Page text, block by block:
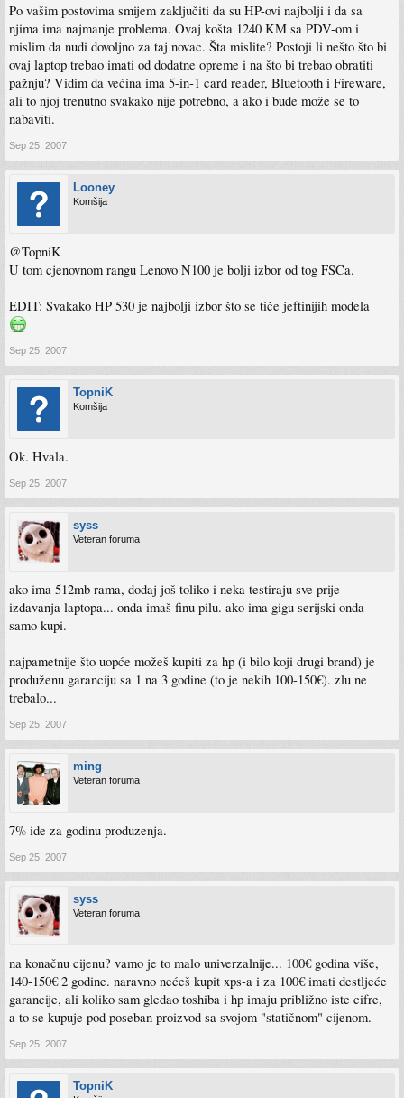
Po vašim postovima smijem zaključiti da su HP-ovi najbolji i da sa
njima ima najmanje problema. Ovaj košta 1240 KM sa PDV-om i
mislim da nudi dovoljno za taj novac. Šta mislite? Postoji li nešto što bi
ovaj laptop trebao imati od dodatne opreme i na što bi trebao obratiti
pažnju? Vidim da većina ima 5-in-1 card reader, Bluetooth i Fireware,
ali to njoj trenutno svakako nije potrebno, a ako i bude može se to
nabaviti.
Sep 25, 2007
Looney
Komšija
@TopniK
U tom cjenovnom rangu Lenovo N100 je bolji izbor od tog FSCa.
EDIT: Svakako HP 530 je najbolji izbor što se tiče jeftinijih modela
Sep 25, 2007
TopniK
Komšija
Ok. Hvala.
Sep 25, 2007
syss
Veteran foruma
ako ima 512mb rama, dodaj još toliko i neka testiraju sve prije
izdavanja laptopa... onda imaš finu pilu. ako ima gigu serijski onda
samo kupi.
najpametnije što uopće možeš kupiti za hp (i bilo koji drugi brand) je
produženu garanciju sa 1 na 3 godine (to je nekih 100-150€). zlu ne
trebalo...
Sep 25, 2007
ming
Veteran foruma
7% ide za godinu produzenja.
Sep 25, 2007
syss
Veteran foruma
na konačnu cijenu? vamo je to malo univerzalnije... 100€ godina više,
140-150€ 2 godine. naravno nećeš kupit xps-a i za 100€ imati destljeće
garancije, ali koliko sam gledao toshiba i hp imaju približno iste cifre,
a to se kupuje pod poseban proizvod sa svojom "statičnom" cijenom.
Sep 25, 2007
TopniK